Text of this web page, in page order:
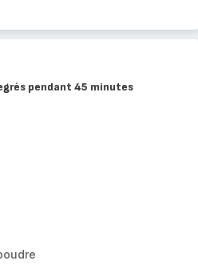
pendant 45 minutes